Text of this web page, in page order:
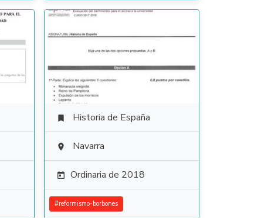
 Historia de España
 Navarra
 Ordinaria de 2018
#reformismo-borbones